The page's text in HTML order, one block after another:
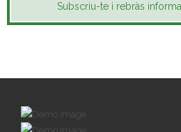
Subscriu-te i rebràs